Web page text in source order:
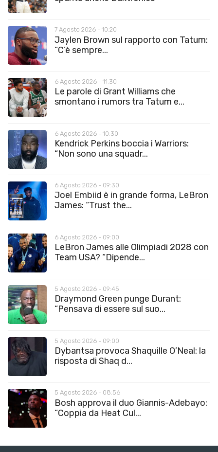
7 Agosto 2026 - 10:20
Jaylen Brown sul rapporto con Tatum:
“C’è sempre...
6 Agosto 2026 - 11:30
Le parole di Grant Williams che
smontano i rumors tra Tatum e...
6 Agosto 2026 - 10:30
Kendrick Perkins boccia i Warriors:
“Non sono una squadr...
6 Agosto 2026 - 09:30
Joel Embiid è in grande forma, LeBron
James: “Trust the...
6 Agosto 2026 - 09:00
LeBron James alle Olimpiadi 2028 con
Team USA? “Dipende...
5 Agosto 2026 - 09:45
Draymond Green punge Durant:
“Pensava di essere sul suo...
5 Agosto 2026 - 09:00
Dybantsa provoca Shaquille O’Neal: la
risposta di Shaq d...
5 Agosto 2026 - 08:56
Bosh approva il duo Giannis-Adebayo:
“Coppia da Heat Cul...